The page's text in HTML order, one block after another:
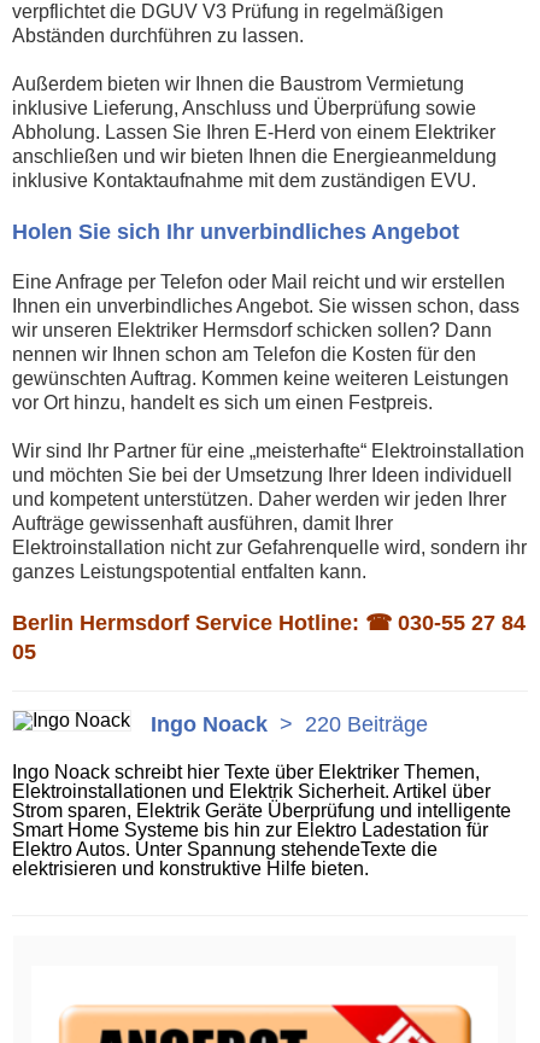
verpflichtet die DGUV V3 Prüfung in regelmäßigen
Abständen durchführen zu lassen.
Außerdem bieten wir Ihnen die Baustrom Vermietung
inklusive Lieferung, Anschluss und Überprüfung sowie
Abholung. Lassen Sie Ihren E-Herd von einem Elektriker
anschließen und wir bieten Ihnen die Energieanmeldung
inklusive Kontaktaufnahme mit dem zuständigen EVU.
Holen Sie sich Ihr unverbindliches Angebot
Eine Anfrage per Telefon oder Mail reicht und wir erstellen
Ihnen ein unverbindliches Angebot. Sie wissen schon, dass
wir unseren Elektriker Hermsdorf schicken sollen? Dann
nennen wir Ihnen schon am Telefon die Kosten für den
gewünschten Auftrag. Kommen keine weiteren Leistungen
vor Ort hinzu, handelt es sich um einen Festpreis.
Wir sind Ihr Partner für eine „meisterhafte“ Elektroinstallation
und möchten Sie bei der Umsetzung Ihrer Ideen individuell
und kompetent unterstützen. Daher werden wir jeden Ihrer
Aufträge gewissenhaft ausführen, damit Ihrer
Elektroinstallation nicht zur Gefahrenquelle wird, sondern ihr
ganzes Leistungspotential entfalten kann.
Berlin Hermsdorf Service Hotline: ☎ 030-55 27 84
05
Ingo Noack > 220 Beiträge
Ingo Noack schreibt hier Texte über Elektriker Themen,
Elektroinstallationen und Elektrik Sicherheit. Artikel über
Strom sparen, Elektrik Geräte Überprüfung und intelligente
Smart Home Systeme bis hin zur Elektro Ladestation für
Elektro Autos. Unter Spannung stehendeTexte die
elektrisieren und konstruktive Hilfe bieten.